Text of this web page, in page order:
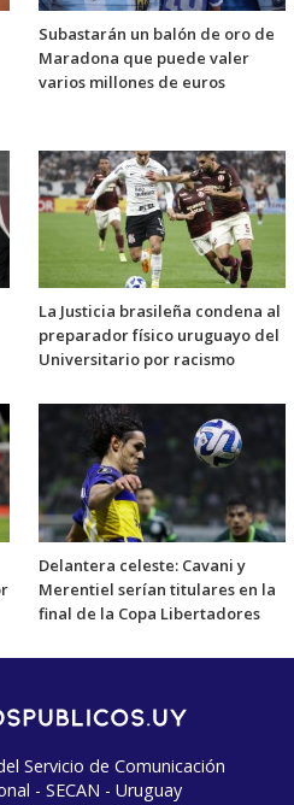
Subastarán un balón de oro de
Maradona que puede valer
varios millones de euros
La Justicia brasileña condena al
preparador físico uruguayo del
Universitario por racismo
Delantera celeste: Cavani y
Merentiel serían titulares en la
final de la Copa Libertadores
Servicio de Comunicación
- SECAN - Uruguay